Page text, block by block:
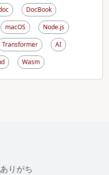
DocBook
macOS
Node.js
Transformer
AI
Wasm
りがち